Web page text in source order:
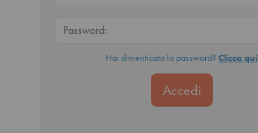
Hai dimenticato la password?Clicca qui